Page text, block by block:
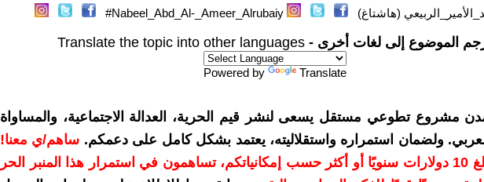
(هاشتاغ) Nabeel_Abd_Al-_Ameer_Alrubaiy#
الموضوع إلى لغات أخرى - Translate the topic into other languages
Powered by Translate
مشروع تطوعي مستقل يسعى لنشر قيم الحرية، العدالة الاجتماعية، والمساواة
ولضمان استمراره واستقلاليته، يعتمد بشكل كامل على دعمكم. ساهم/ي معنا!
بدعمكم بمبلغ 10 دولارات سنويًا أو أكثر حسب إمكانياتكم، تساهمون في استمرار هذا المنبر الحر